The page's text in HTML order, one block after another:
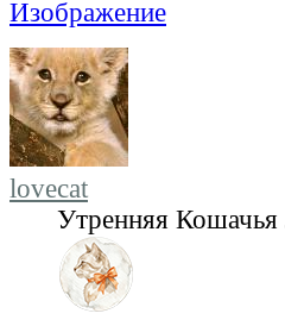
lovecat
Утренняя Кошачья